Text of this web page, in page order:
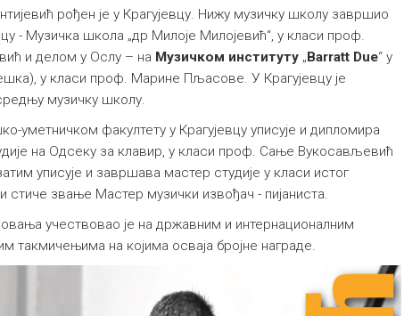
рођен је у Крагујевцу. Нижу музичку школу завршио
- Музичка школа „др Милоје Милојевић“, у класи проф.
и делом у Ослу – на Музичком институту „Barratt Due“ у
у класи проф. Марине Пљасове. У Крагујевцу је
музичку школу.
уметничком факултету у Крагујевцу уписује и дипломира
на Одсеку за клавир, у класи проф. Сање Вукосављевић
уписује и завршава мастер студије у класи истог
стиче звање Мастер музички извођач - пијаниста.
учествовао је на државним и интернационалним
такмичењима на којима осваја бројне награде.